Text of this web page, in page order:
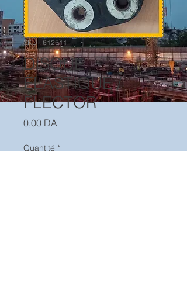
SKU : 612511
DISQUE
ÉLASTIQUE /
FLECTOR
0,00 DA
Quantité *